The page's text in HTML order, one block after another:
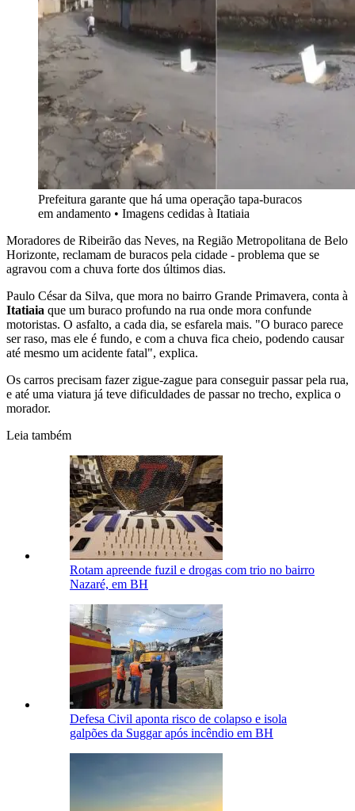
Prefeitura garante que há uma operação tapa-buracos
em andamento • Imagens cedidas à Itatiaia
Moradores de Ribeirão das Neves, na Região Metropolitana de Belo
Horizonte, reclamam de buracos pela cidade - problema que se
agravou com a chuva forte dos últimos dias.
Paulo César da Silva, que mora no bairro Grande Primavera, conta à
Itatiaia que um buraco profundo na rua onde mora confunde
motoristas. O asfalto, a cada dia, se esfarela mais. "O buraco parece
ser raso, mas ele é fundo, e com a chuva fica cheio, podendo causar
até mesmo um acidente fatal", explica.
Os carros precisam fazer zigue-zague para conseguir passar pela rua,
e até uma viatura já teve dificuldades de passar no trecho, explica o
morador.
Leia também
Rotam apreende fuzil e drogas com trio no bairro
Nazaré, em BH
Defesa Civil aponta risco de colapso e isola
galpões da Suggar após incêndio em BH